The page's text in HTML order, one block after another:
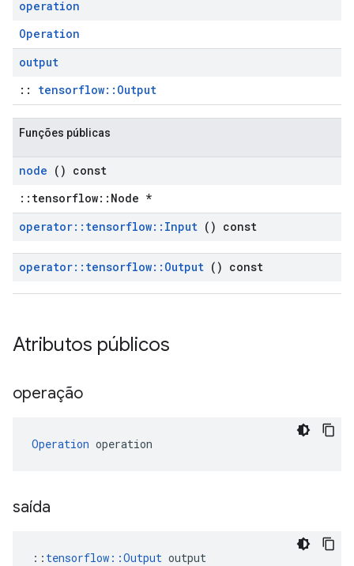
operation
Operation
output
:: tensorflow::Output
Funções públicas
node () const
::tensorflow::Node *
operator:: tensorflow:: Input () const
operator:: tensorflow:: Output () const
Atributos públicos
operação
Operation operation
saída
:: tensorflow::Output output